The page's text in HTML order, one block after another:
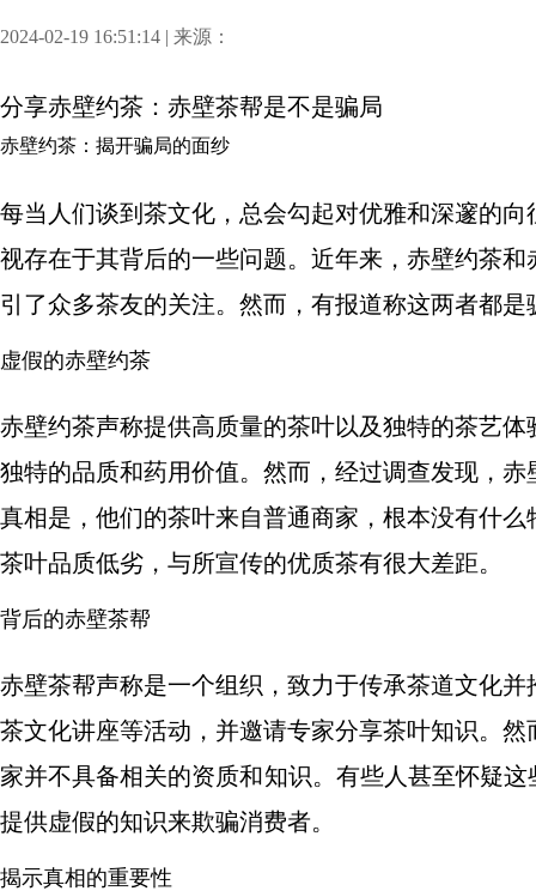
2024-02-19 16:51:14 | 来源：
分享赤壁约茶：赤壁茶帮是不是骗局
赤壁约茶：揭开骗局的面纱
每当人们谈到茶文化，总会勾起对优雅和深邃的
视存在于其背后的一些问题。近年来，赤壁约茶
引了众多茶友的关注。然而，有报道称这两者都
虚假的赤壁约茶
赤壁约茶声称提供高质量的茶叶以及独特的茶艺
独特的品质和药用价值。然而，经过调查发现，
真相是，他们的茶叶来自普通商家，根本没有什
茶叶品质低劣，与所宣传的优质茶有很大差距。
背后的赤壁茶帮
赤壁茶帮声称是一个组织，致力于传承茶道文化
茶文化讲座等活动，并邀请专家分享茶叶知识。
家并不具备相关的资质和知识。有些人甚至怀疑
提供虚假的知识来欺骗消费者。
揭示真相的重要性